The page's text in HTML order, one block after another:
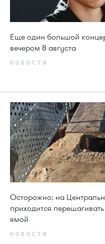
Еще один большой
вечером 8 августа
НОВОСТИ
Осторожно: на
приходится
ямой
НОВОСТИ